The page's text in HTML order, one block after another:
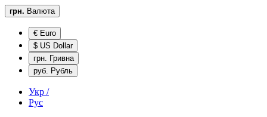
грн. Валюта
€ Euro
$ US Dollar
грн. Гривна
руб. Рубль
Укр /
Рус